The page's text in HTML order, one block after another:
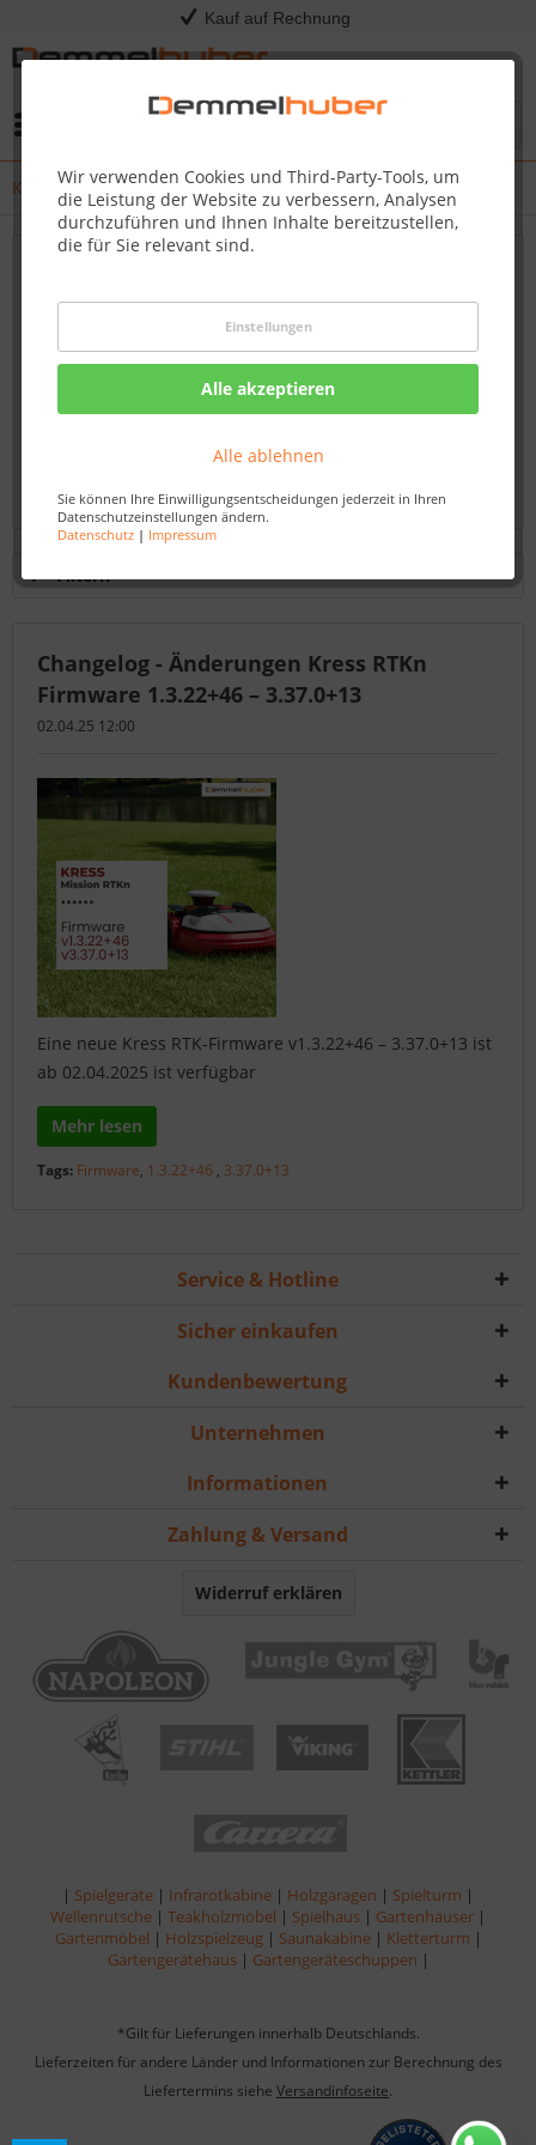
Kauf auf Rechnung
Wir verwenden Cookies und Third-Party-Tools, um
die Leistung der Website zu verbessern, Analysen
durchzuführen und Ihnen Inhalte bereitzustellen,
die für Sie relevant sind.
Einstellungen
Alle akzeptieren
Alle ablehnen
Sie können Ihre Einwilligungsentscheidungen jederzeit in Ihren
Datenschutzeinstellungen ändern.
Datenschutz| Impressum
Kress - Release Notes
für Ihren Kress Mission RTKn – Bleiben Sie
immer auf dem Laufenden
Willkommen auf unserem Blog, Ihrem verlässlichen
Fachhändler für Kress-Produkte. Hier finden Sie
umfassende und aktuelle Informationen zu Firmware-
mehr erfahren »
Filtern
Changelog - Änderungen Kress RTKn
Firmware 1.3.22+46 – 3.37.0+13
02.04.25 12:00
Eine neue Kress RTK-Firmware v1.3.22+46 – 3.37.0+13 ist
ab 02.04.2025 ist verfügbar
Mehr lesen
Tags: Firmware, 1.3.22+46 , 3.37.0+13
Service & Hotline
Sicher einkaufen
Kundenbewertung
Unternehmen
Informationen
Zahlung & Versand
Widerruf erklären
| Spielgeräte | Infrarotkabine | Holzgaragen | Spielturm |
Wellenrutsche | Teakholzmöbel | Spielhaus | Gartenhäuser |
Gartenmöbel | Holzspielzeug | Saunakabine | Kletterturm |
Gartengerätehaus | Gartengeräteschuppen |
*Gilt für Lieferungen innerhalb Deutschlands.
Lieferzeiten für andere Länder und Informationen zur Berechnung des
Liefertermins siehe Versandinfoseite.